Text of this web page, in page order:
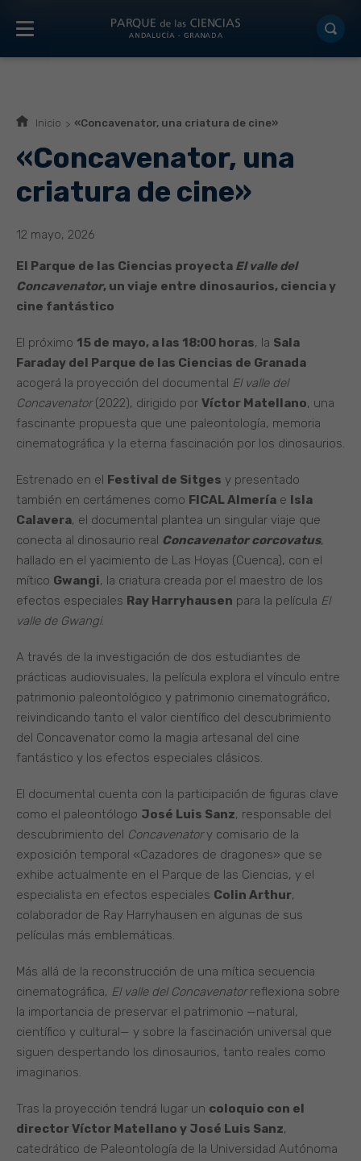
Inicio «Concavenator, una criatura de cine»
«Concavenator, una
criatura de cine»
12 mayo, 2026
El Parque de las Ciencias proyecta El valle del
Concavenator, un viaje entre dinosaurios, ciencia y
cine fantástico
El próximo 15 de mayo, a las 18:00 horas, la Sala
Faraday del Parque de las Ciencias de Granada
acogerá la proyección del documental El valle del
Concavenator(2022), dirigido por Víctor Matellano, una
fascinante propuesta que une paleontología, memoria
cinematográfica y la eterna fascinación por los dinosaurios.
Estrenado en el Festival de Sitges y presentado
también en certámenes como FICAL Almería e Isla
Calavera, el documental plantea un singular viaje que
conecta al dinosaurio real Concavenator corcovatus,
hallado en el yacimiento de Las Hoyas (Cuenca), con el
mítico Gwangi, la criatura creada por el maestro de los
efectos especiales Ray Harryhausen para la película El
valle de Gwangi.
A través de la investigación de dos estudiantes de
prácticas audiovisuales, la película explora el vínculo entre
patrimonio paleontológico y patrimonio cinematográfico,
reivindicando tanto el valor científico del descubrimiento
del Concavenator como la magia artesanal del cine
fantástico y los efectos especiales clásicos.
El documental cuenta con la participación de figuras clave
como el paleontólogo José Luis Sanz, responsable del
descubrimiento del Concavenatory comisario de la
exposición temporal «Cazadores de dragones» que se
exhibe actualmente en el Parque de las Ciencias, y el
especialista en efectos especiales Colin Arthur,
colaborador de Ray Harryhausen en algunas de sus
películas más emblemáticas.
Más allá de la reconstrucción de una mítica secuencia
cinematográfica, El valle del Concavenatorreflexiona sobre
la importancia de preservar el patrimonio —natural,
científico y cultural— y sobre la fascinación universal que
siguen despertando los dinosaurios, tanto reales como
imaginarios.
Tras la proyección tendrá lugar un coloquio con el
director Víctor Matellano y José Luis Sanz,
catedrático de Paleontología de la Universidad Autónoma